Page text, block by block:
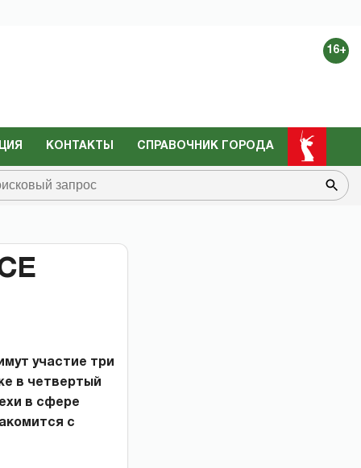
16+
КОНТАКТЫ СПРАВОЧНИК ГОРОДА
участие три
в четвертый
в сфере
с